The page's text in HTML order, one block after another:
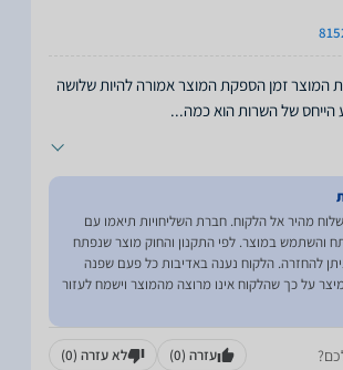
המוצר זמן הספקת המוצר אמורה להיות שלושה
הייחס של השרות הוא כמה...
מהיר אל הלקוח. חברת השליחויות תיאמו עם
והשתמש במוצר. לפי התקנון והחוק מוצר שנפתח
להחזרה. הלקוח נענה באדיבות כל פעם שפנה
על כך שהלקוח אינו מרוצה מהמוצר וישמח לעזור
עזרה (0) לא עזרה (0)